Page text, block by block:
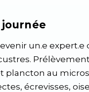
un.e expert.e
plancton au
écrevisses,